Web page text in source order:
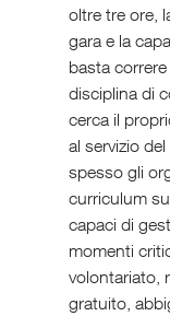
oltre tre ore,
gara e la
basta
disciplina di
cerca il
al servizio
spesso gli
curriculum
capaci di
momenti
volontariato,
gratuito,